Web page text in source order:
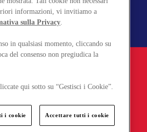
informazioni, vi invitiamo a
sulla Privacy.
in qualsiasi momento, cliccando su
del consenso non pregiudica la
qui sotto su “Gestisci i Cookie”.
i cookie Accettare tutti i cookie